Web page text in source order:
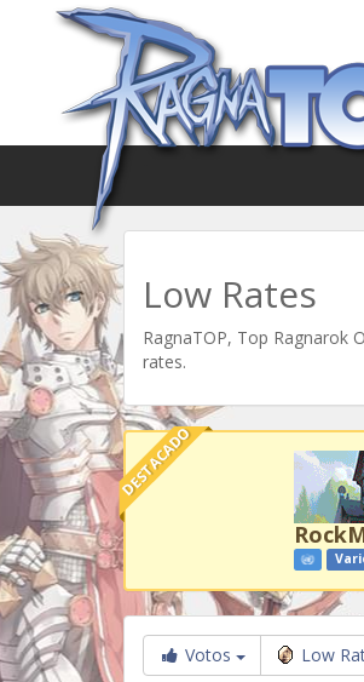
Low Rates
RagnaTOP, Top Ragnarok
rates.
DESTACADO
Votos Low